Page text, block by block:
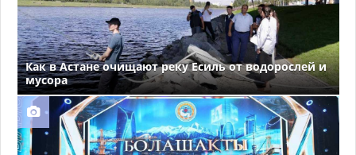
Как в Астане очищают реку Есиль от водорослей и
мусора